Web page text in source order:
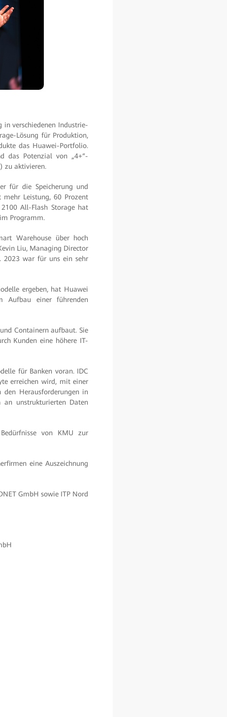
in verschiedenen Industrie-
Lösung für Produktion,
das Huawei-Portfolio.
das Potenzial von „4+“-
zu aktivieren.
für die Speicherung und
mehr Leistung, 60 Prozent
All-Flash Storage hat
Programm.
Warehouse über hoch
Liu, Managing Director
2023 war für uns ein sehr
ergeben, hat Huawei
Aufbau einer führenden
Containern aufbaut. Sie
Kunden eine höhere IT-
für Banken voran. IDC
erreichen wird, mit einer
den Herausforderungen in
an unstrukturierten Daten
von KMU zur
eine Auszeichnung
GmbH sowie ITP Nord